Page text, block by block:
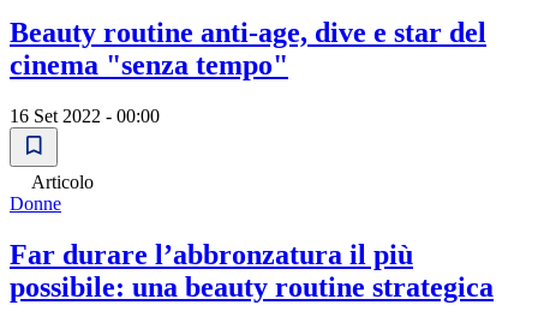
Beauty routine anti-age, dive e star del
cinema "senza tempo"
16 Set 2022 - 00:00
Articolo
Donne
Far durare l’abbronzatura il più
possibile: una beauty routine strategica